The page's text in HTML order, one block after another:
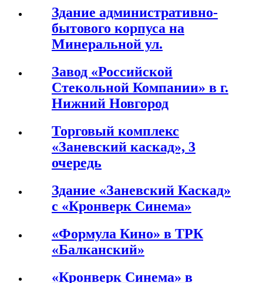
Здание административно-
бытового корпуса на
Минеральной ул.
Завод «Российской
Стекольной Компании» в г.
Нижний Новгород
Торговый комплекс
«Заневский каскад», 3
очередь
Здание «Заневский Каскад»
с «Кронверк Синема»
«Формула Кино» в ТРК
«Балканский»
«Кронверк Синема» в